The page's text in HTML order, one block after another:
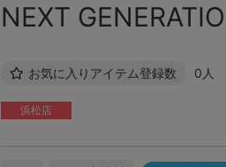
NEXT
お気に入りアイテム登録数 0人
浜松店